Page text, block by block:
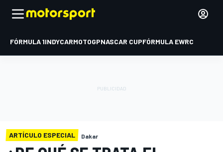
FÓRMULA 1INDYCARMOTOGPNASCAR CUPFÓRMULA EWRC
ARTÍCULO ESPECIAL Dakar